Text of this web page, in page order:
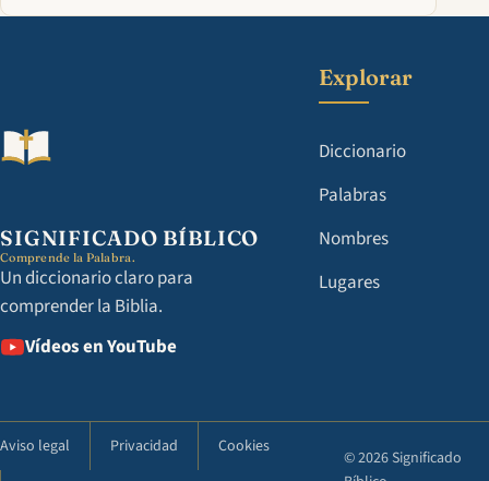
SIGNIFICADO BÍBLICO
Comprende la Palabra.
Un diccionario claro para
comprender la Biblia.
Vídeos en YouTube
Explorar
Diccionario
Palabras
Nombres
Lugares
Aviso legal Privacidad Cookies
© 2026 Significado